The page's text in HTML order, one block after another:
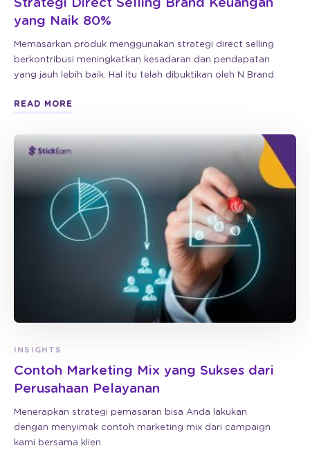
Strategi Direct Selling Brand Keuangan
yang Naik 80%
Memasarkan produk menggunakan strategi direct selling
berkontribusi meningkatkan kesadaran dan pendapatan
yang jauh lebih baik. Hal itu telah dibuktikan oleh N Brand.
READ MORE
INSIGHTS
Contoh Marketing Mix yang Sukses dari
Perusahaan Pelayanan
Menerapkan strategi pemasaran bisa Anda lakukan
dengan menyimak contoh marketing mix dari campaign
kami bersama klien.